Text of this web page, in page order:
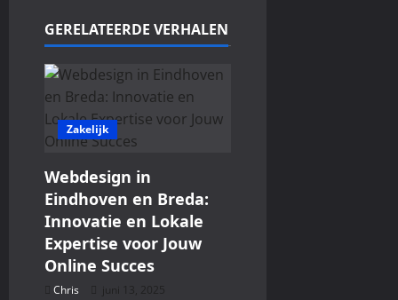
i
c
h
t
n
a
v
i
GERELATEERDE VERHALEN
Zakelijk
Webdesign in
Eindhoven en Breda:
Innovatie en Lokale
Expertise voor Jouw
Online Succes
Chris juni 13, 2025